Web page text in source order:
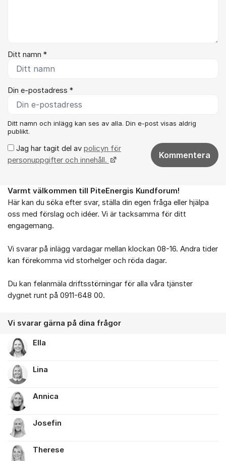
Ditt namn *
Din e-postadress *
Ditt namn och inlägg kan ses av alla. Din e-post visas aldrig
publikt.
Jag har tagit del av policyn för
personuppgifter och innehåll.
Kommentera
Om forumet
Varmt välkommen till PiteEnergis Kundforum!
Här kan du söka efter svar, ställa din egen fråga eller hjälpa
oss med förslag och idéer. Vi är tacksamma för ditt
engagemang.
Vi svarar på inlägg vardagar mellan klockan 08-16. Andra tider
kan förekomma vid storhelger och röda dagar.
Du kan felanmäla driftsstörningar för alla våra tjänster
dygnet runt på 0911-648 00.
Vi svarar gärna på dina frågor
Ella
Lina
Annica
Josefin
Therese